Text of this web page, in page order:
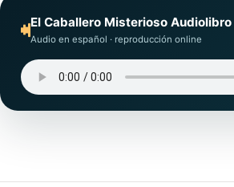
El Caballero Misterioso Audiolibro
Audio en español · reproducción online